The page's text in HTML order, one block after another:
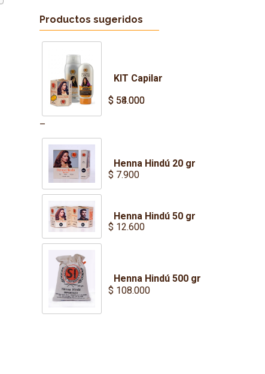
Productos sugeridos
KIT Capilar
$54.000
–
$58.000
Price
range:
$ 54.000
through
$ 58.000
Henna Hindú 20 gr
$ 7.900
Henna Hindú 50 gr
$ 12.600
Henna Hindú 500 gr
$ 108.000